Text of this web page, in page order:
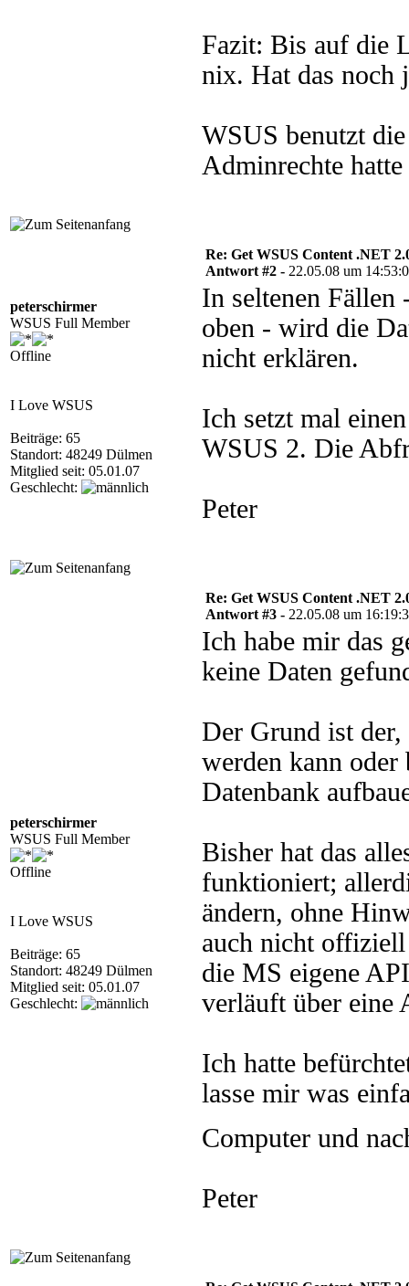
Fazit: Bis auf die
nix. Hat das noch
WSUS benutzt
Adminrechte
peterschirmer
WSUS Full Member
Offline
I Love WSUS
Beiträge: 65
Standort: 48249 Dülmen
Mitglied seit: 05.01.07
Geschlecht:
Re: Get WSUS Content .NET
Antwort #2 - 22.05.08 um
In seltenen Fällen
oben - wird die
nicht erklären.
Ich setzt mal
WSUS 2. Die
Peter
peterschirmer
WSUS Full Member
Offline
I Love WSUS
Beiträge: 65
Standort: 48249 Dülmen
Mitglied seit: 05.01.07
Geschlecht:
Re: Get WSUS Content .NET
Antwort #3 - 22.05.08 um
Ich habe mir das
keine Daten
Der Grund ist der,
werden kann oder
Datenbank
Bisher hat das
funktioniert;
ändern, ohne
auch nicht offiziell
die MS eigene
verläuft über eine
Ich hatte
lasse mir was
Computer und
Peter